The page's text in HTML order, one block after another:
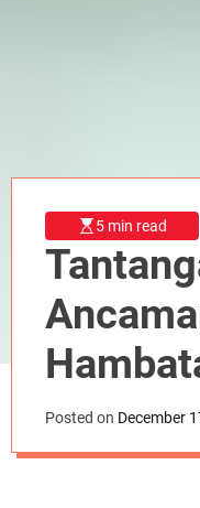
5 min read
Era
Posted on December